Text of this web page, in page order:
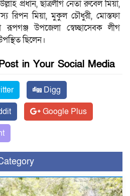
প্রধান, ছাত্রলীগ নেতা রুবেল মিয়া,
রিপন মিয়া, মুকুল চৌধুরী, মোস্তফা
উপজেলা স্বেচ্ছাসেবক লীগ
ছিলেন।
in Your Social Media
Digg
Google Plus